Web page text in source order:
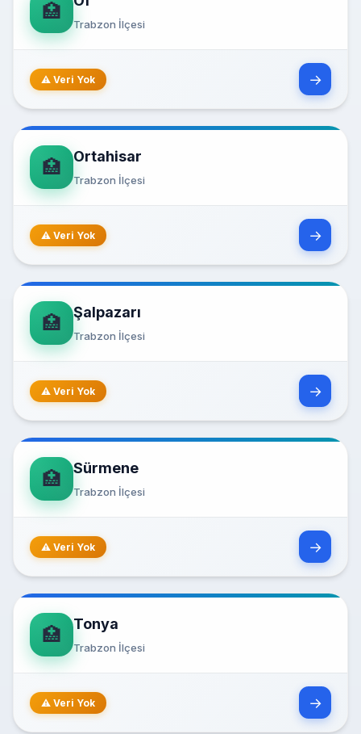
🏥
Trabzon İlçesi
⚠ Veri Yok →
🏥 Ortahisar
Trabzon İlçesi
⚠ Veri Yok →
🏥 Şalpazarı
Trabzon İlçesi
⚠ Veri Yok →
🏥 Sürmene
Trabzon İlçesi
⚠ Veri Yok →
🏥 Tonya
Trabzon İlçesi
⚠ Veri Yok →